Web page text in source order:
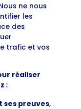
ne nous
les
des
trafic et vos
réaliser
:
ses preuves,